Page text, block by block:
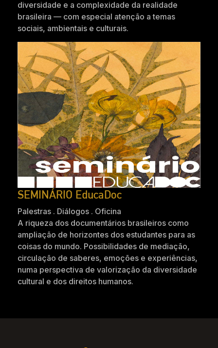
diversidade e a complexidade da realidade
brasileira — com especial atenção a temas
sociais, ambientais e culturais.
SEMINÁRIO EducaDoc
Palestras . Diálogos . Oficina
A riqueza dos documentários brasileiros como
ampliação de horizontes dos estudantes para as
coisas do mundo. Possibilidades de mediação,
circulação de saberes, emoções e experiências,
numa perspectiva de valorização da diversidade
cultural e dos direitos humanos.